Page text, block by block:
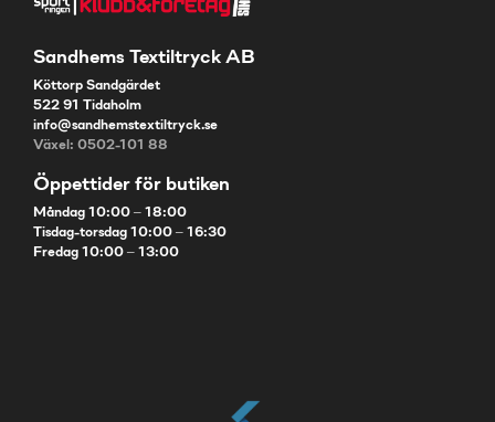
Sandhems Textiltryck AB
Köttorp Sandgärdet
522 91 Tidaholm
info@sandhemstextiltryck.se
Växel: 0502-101 88
Öppettider för butiken
Måndag 10:00 – 18:00
Tisdag-torsdag 10:00 – 16:30
Fredag 10:00 – 13:00